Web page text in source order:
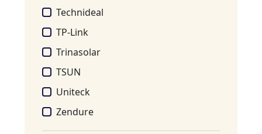
Technideal
TP-Link
Trinasolar
TSUN
Uniteck
Zendure